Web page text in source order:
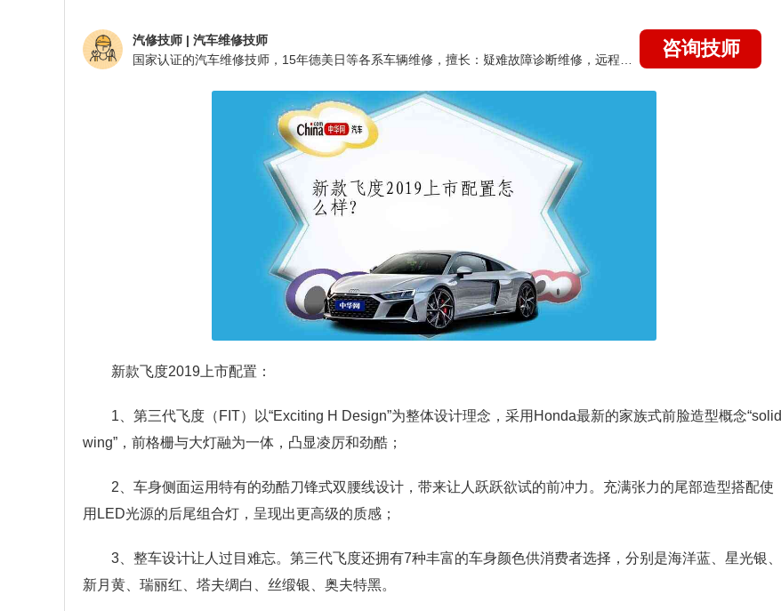
汽修技师 | 汽车维修技师
咨询技师
新款飞度2019上市配置：
1、第三代飞度（FIT）以“Exciting H Design”为整体设计理念，采用Honda最新的家族式前脸造型概念“solid
wing”，前格栅与大灯融为一体，凸显凌厉和劲酷；
2、车身侧面运用特有的劲酷刀锋式双腰线设计，带来让人跃跃欲试的前冲力。充满张力的尾部造型搭配使
用LED光源的后尾组合灯，呈现出更高级的质感；
3、整车设计让人过目难忘。第三代飞度还拥有7种丰富的车身颜色供消费者选择，分别是海洋蓝、星光银、
新月黄、瑞丽红、塔夫绸白、丝缎银、奥夫特黑。